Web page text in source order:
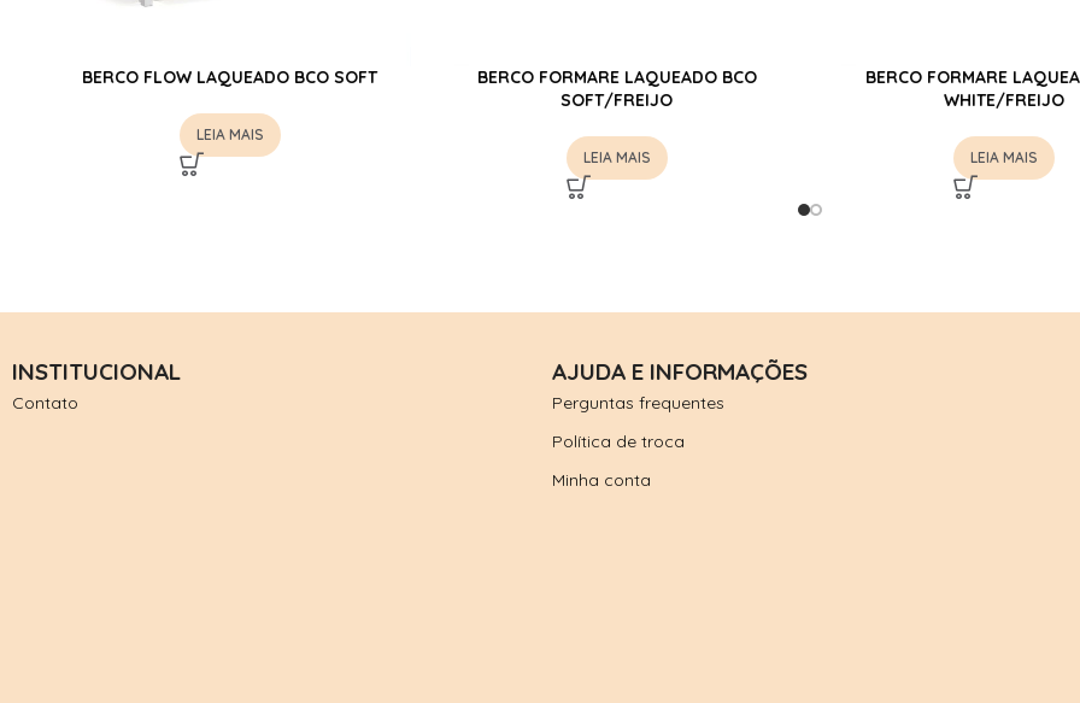
BERCO FLOW LAQUEADO BCO SOFT
LEIA MAIS
BERCO FORMARE LAQUEADO BCO
SOFT/FREIJO
LEIA MAIS
BERCO FORMARE
WHITE/FREIJO
LEIA MAIS
INSTITUCIONAL
Contato
AJUDA E INFORMAÇÕES
Perguntas frequentes
Política de troca
Minha conta